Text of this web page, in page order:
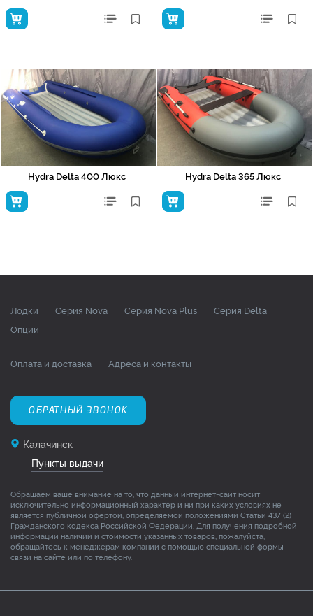
Hydra Delta 400 Люкс Hydra Delta 365 Люкс
Лодки Серия Nova Серия Nova Plus
Серия Delta
Опции
Оплата и доставка Адреса и контакты
ОБРАТНЫЙ ЗВОНОК
Калачинск
Пункты выдачи
Обращаем ваше внимание на то, что данный интернет-сайт носит
исключительно информационный характер и ни при каких условиях не
является публичной офертой, определяемой положениями Статьи 437 (2)
Гражданского кодекса Российской Федерации. Для получения подробной
информации наличии и стоимости указанных товаров, пожалуйста,
обращайтесь к менеджерам компании с помощью специальной формы
связи на сайте или по телефону.